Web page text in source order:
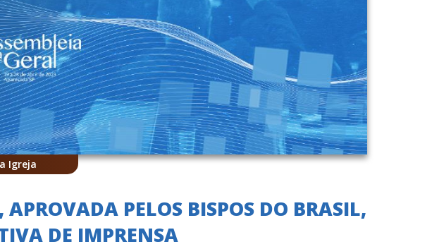
Igreja
PELOS BISPOS DO BRASIL,
DE IMPRENSA